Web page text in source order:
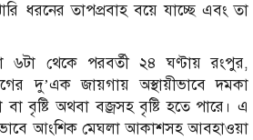
ধরনের তাপপ্রবাহ বয়ে যাচ্ছে এবং তা
৬টা থেকে পরবর্তী ২৪ ঘণ্টায় রংপুর,
দু’এক জায়গায় অস্থায়ীভাবে দমকা
বৃষ্টি অথবা বজ্রসহ বৃষ্টি হতে পারে। এ
আংশিক মেঘলা আকাশসহ আবহাওয়া